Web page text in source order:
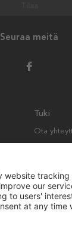
Seuraa meitä
Tuki
Ota